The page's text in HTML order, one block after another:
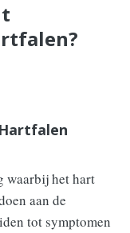
waarbij het hart
aan de
tot symptomen